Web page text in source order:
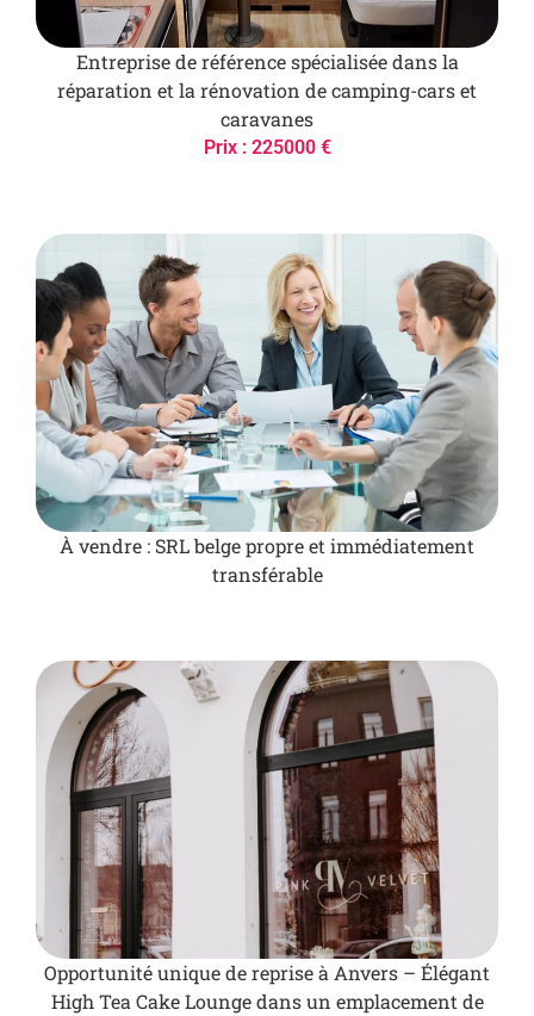
Entreprise de référence spécialisée dans la
réparation et la rénovation de camping-cars et
caravanes
Prix : 225000 €
À vendre : SRL belge propre et immédiatement
transférable
Opportunité unique de reprise à Anvers – Élégant
High Tea Cake Lounge dans un emplacement de